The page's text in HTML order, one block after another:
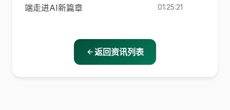
端走进AI新篇章
01:25:21
返回资讯列表